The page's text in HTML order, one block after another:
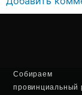
Собираем
провинциальный